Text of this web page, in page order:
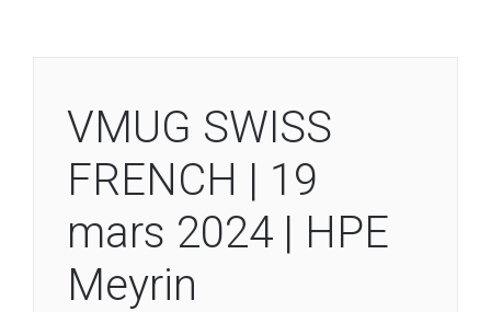
VMUG SWISS
FRENCH | 19
mars 2024 | HPE
Meyrin